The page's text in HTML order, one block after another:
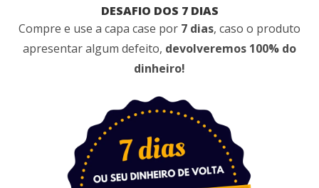
DESAFIO DOS 7 DIAS
Compre e use a capa case por 7 dias, caso o produto
apresentar algum defeito, devolveremos 100% do
dinheiro!